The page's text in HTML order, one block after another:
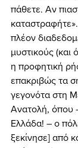
πάθετε. Αν
πλέον
μυστικούς (και
η προφητική
επακριβώς τα
γεγονότα στη
Ανατολή, όπου
Ελλάδα! – ο
ξεκίνησε] από